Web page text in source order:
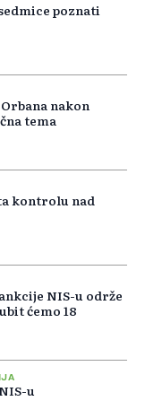
poznati
nakon
tema
kontrolu nad
NIS-u održe
ćemo 18
u